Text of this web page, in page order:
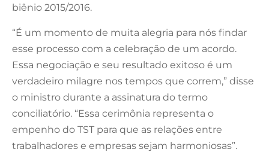
biênio 2015/2016.
“É um momento de muita alegria para nós findar
esse processo com a celebração de um acordo.
Essa negociação e seu resultado exitoso é um
verdadeiro milagre nos tempos que correm,” disse
o ministro durante a assinatura do termo
conciliatório. “Essa cerimônia representa o
empenho do TST para que as relações entre
trabalhadores e empresas sejam harmoniosas”.